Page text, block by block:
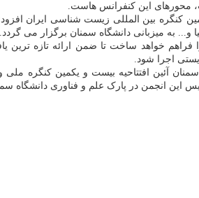
این کنفرانس هاست.
کنگره بین المللی زیست شناسی ایران
و... به میزبانی دانشگاه سمنان برگزار می گردد.
خواهد ساخت تا ضمن ارائه تازه ترین
اجرا شود.
این انجمن در پارک علم و فناوری دانشگاه